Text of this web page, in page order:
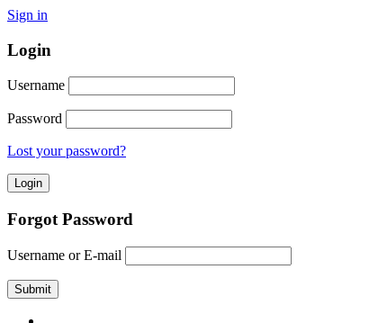
Sign in
Login
Username
Password
Lost your password?
Forgot Password
Username or E-mail